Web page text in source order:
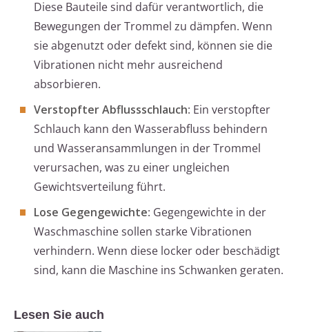
Diese Bauteile sind dafür verantwortlich, die
Bewegungen der Trommel zu dämpfen. Wenn
sie abgenutzt oder defekt sind, können sie die
Vibrationen nicht mehr ausreichend
absorbieren.
Verstopfter Abflussschlauch: Ein verstopfter
Schlauch kann den Wasserabfluss behindern
und Wasseransammlungen in der Trommel
verursachen, was zu einer ungleichen
Gewichtsverteilung führt.
Lose Gegengewichte: Gegengewichte in der
Waschmaschine sollen starke Vibrationen
verhindern. Wenn diese locker oder beschädigt
sind, kann die Maschine ins Schwanken geraten.
Lesen Sie auch